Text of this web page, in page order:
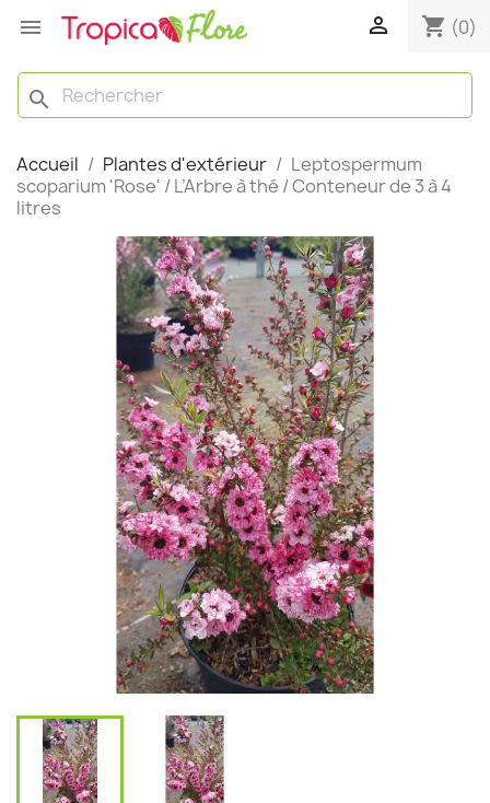
  shopping_cart (0)
search
Accueil Plantes d'extérieur
Leptospermum
scoparium 'Rose' / L’Arbre à thé / Conteneur de 3 à 4
litres